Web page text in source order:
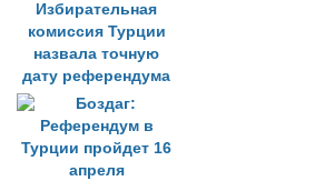
Избирательная
комиссия Турции
назвала точную
дату референдума